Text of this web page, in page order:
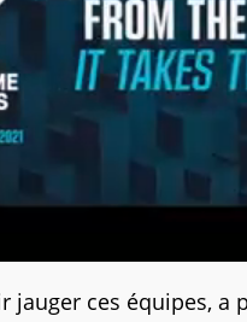
jauger ces équipes,